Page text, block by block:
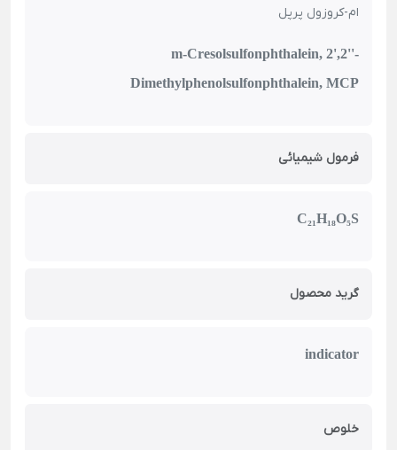
ام-کروزول پرپل
m-Cresolsulfonphthalein, 2',2''-
Dimethylphenolsulfonphthalein, MCP
فرمول شیمیائی
C₂₁H₁₈O₅S
گرید محصول
indicator
خلوص